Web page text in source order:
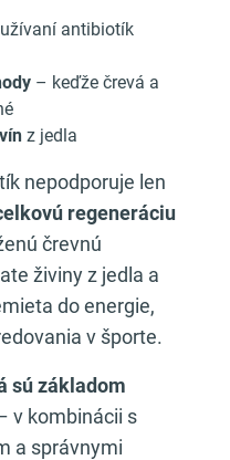
antibiotík
– keďže črevá a
z jedla
nepodporuje len
regeneráciu
črevnú
živiny z jedla a
do energie,
v športe.
sú základom
v kombinácii s
a správnymi